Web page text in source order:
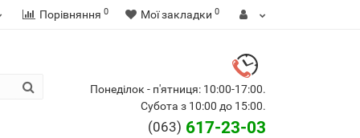
Порівняння 0 Мої закладки 0
Понеділок - п'ятниця: 10:00-17:00.
Субота з 10:00 до 15:00.
(063) 617-23-03